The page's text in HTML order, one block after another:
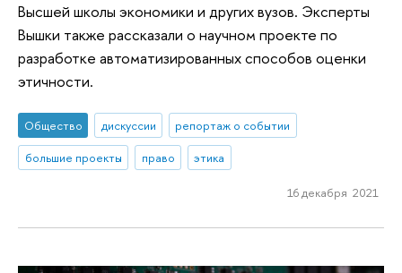
Высшей школы экономики и других вузов. Эксперты
Вышки также рассказали о научном проекте по
разработке автоматизированных способов оценки
этичности.
Общество дискуссии
репортаж о событии
большие проекты
право этика
16 декабря 2021